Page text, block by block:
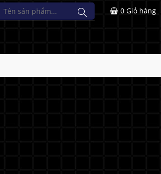
0 Giỏ hàng